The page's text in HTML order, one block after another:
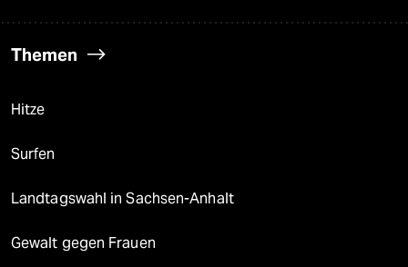
Themen
Hitze
Surfen
Landtagswahl in Sachsen-Anhalt
Gewalt gegen Frauen